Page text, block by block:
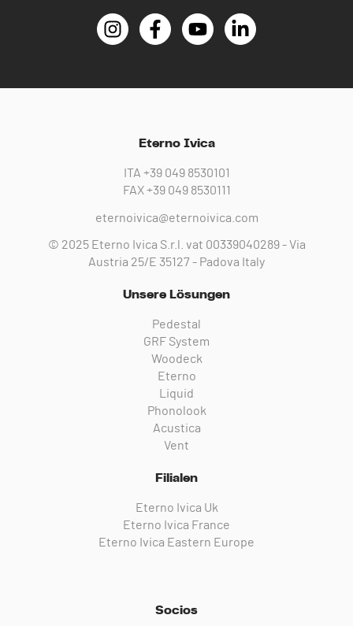
Eterno Ivica
ITA +39 049 8530101
FAX+39 049 8530111
eternoivica@eternoivica.com
© 2025 Eterno Ivica S.r.l. vat 00339040289 - Via
Austria 25/E 35127 - Padova Italy
Unsere Lösungen
Pedestal
GRF System
Woodeck
Eterno
Liquid
Phonolook
Acustica
Vent
Filialen
Eterno Ivica Uk
Eterno Ivica France
Eterno Ivica Eastern Europe
Socios